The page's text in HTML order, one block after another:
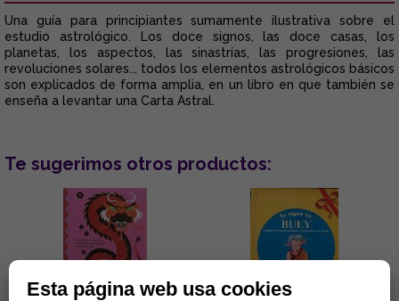
Una guía para principiantes sumamente ilustrativa sobre el
estudio astrológico. Los doce signos, las doce casas, los
planetas, los aspectos, las sinastrías, las progresiones, las
revoluciones solares... todos los elementos astrológicos básicos
son explicados de forma amplia, en un libro en que también se
enseña a levantar una Carta Astral.
Te sugerimos otros productos:
Esta página web usa cookies